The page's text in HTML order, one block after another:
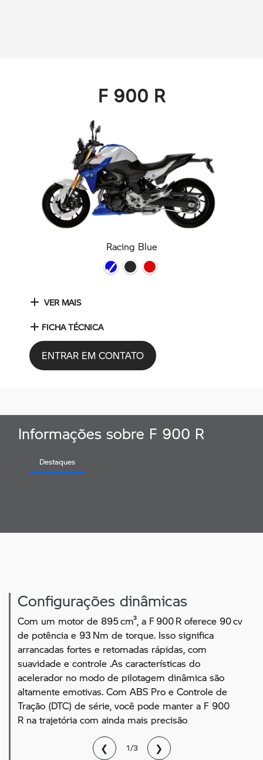
F 900 R
Racing Blue
VER MAIS
FICHA TÉCNICA
ENTRAR EM CONTATO
Informações sobre F 900 R
Destaques
Configurações dinâmicas
Com um motor de 895 cm³, a F 900 R oferece 90 cv
de potência e 93 Nm de torque. Isso significa
arrancadas fortes e retomadas rápidas, com
suavidade e controle .As características do
acelerador no modo de pilotagem dinâmica são
altamente emotivas. Com ABS Pro e Controle de
Tração (DTC) de série, você pode manter a F 900
R na trajetória com ainda mais precisão
❮ 1/3 ❯